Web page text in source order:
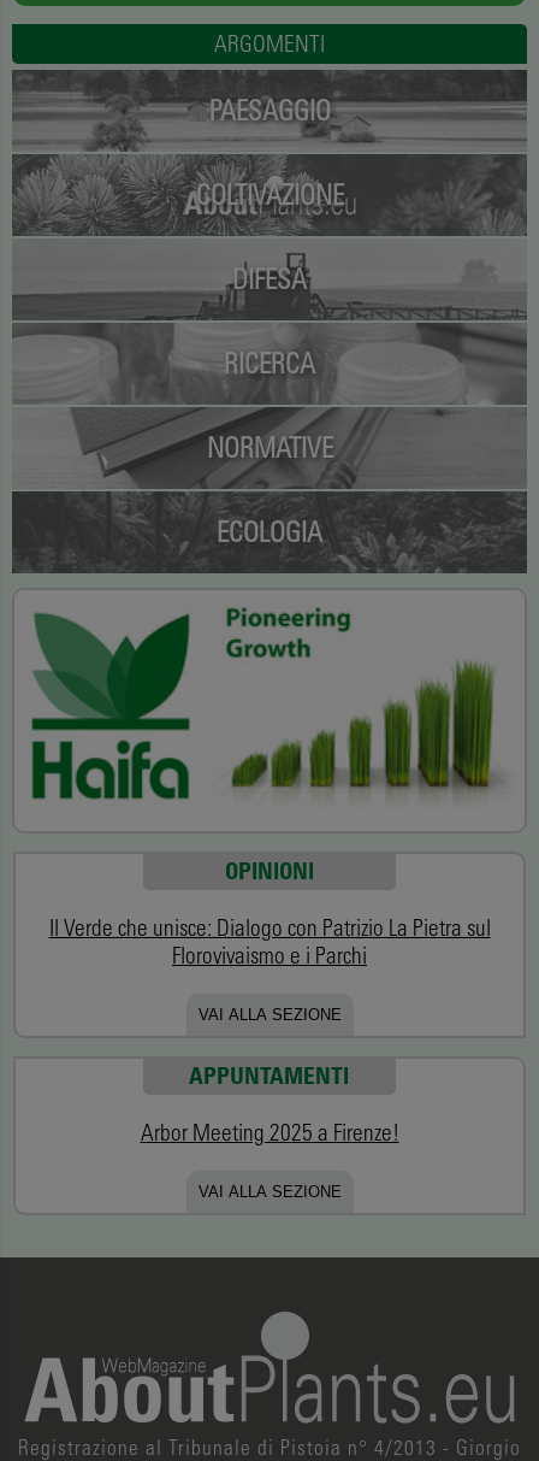
ARGOMENTI
PAESAGGIO
COLTIVAZIONE
DIFESA
RICERCA
NORMATIVE
ECOLOGIA
OPINIONI
Il Verde che unisce: Dialogo con Patrizio La Pietra sul
Florovivaismo e i Parchi
VAI ALLA SEZIONE
APPUNTAMENTI
Arbor Meeting 2025 a Firenze!
VAI ALLA SEZIONE
Registrazione al Tribunale di Pistoia n° 4/2013 - Giorgio